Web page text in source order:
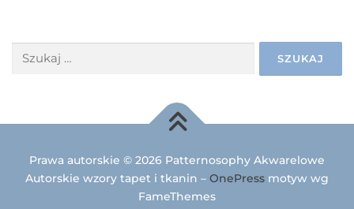
Prawa autorskie © 2026 Patternosophy Akwarelowe
Autorskie wzory tapet i tkanin – OnePress motyw wg
FameThemes